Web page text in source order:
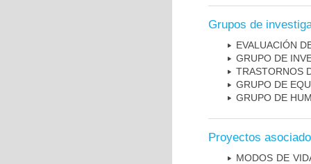
Grupos de
EVALUACIÓN
GRUPO DE
TRASTORNOS
GRUPO DE
GRUPO DE
Proyectos
MODOS DE